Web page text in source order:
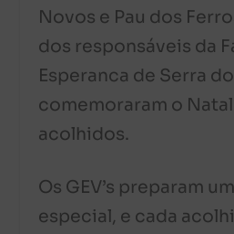
Novos e Pau dos
dos responsáveis da
Esperanca de Serra
comemoraram o
acolhidos.
Os GEV’s preparam
especial, e cada